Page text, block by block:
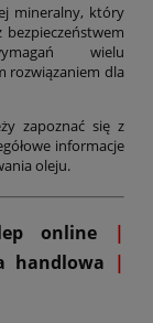
mineralny, który
bezpieczeństwem
wielu
rozwiązaniem dla
zapoznać się z
informacje
oleju.
online
|
handlowa |